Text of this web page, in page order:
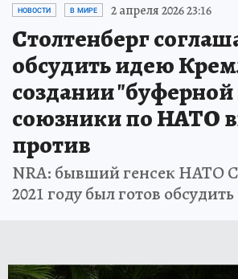
НОВОСТИ В МИРЕ 2 апреля 2026 23:16
Столтенберг
обсудить идею
создании
союзники по НАТО
против
NRA: бывший генсек НАТО
2021 году был готов